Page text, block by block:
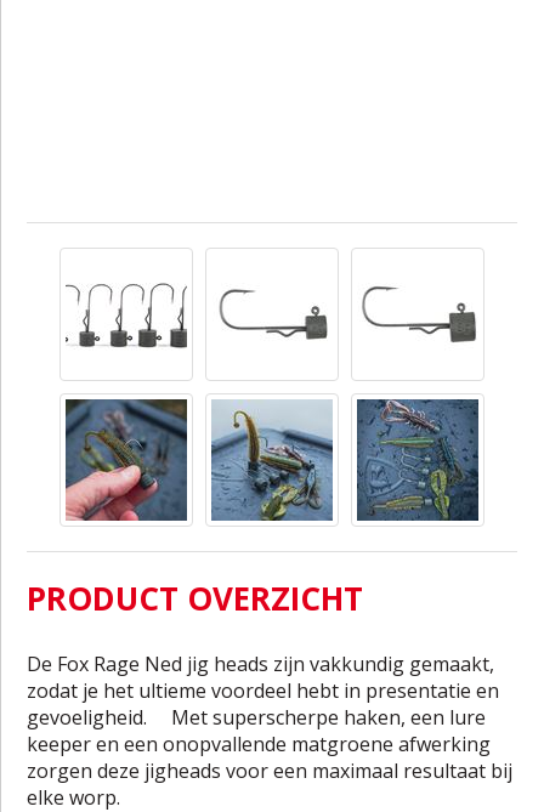
PRODUCT OVERZICHT
De Fox Rage Ned jig heads zijn vakkundig gemaakt,
zodat je het ultieme voordeel hebt in presentatie en
gevoeligheid. Met superscherpe haken, een lure
keeper en een onopvallende matgroene afwerking
zorgen deze jigheads voor een maximaal resultaat bij
elke worp.